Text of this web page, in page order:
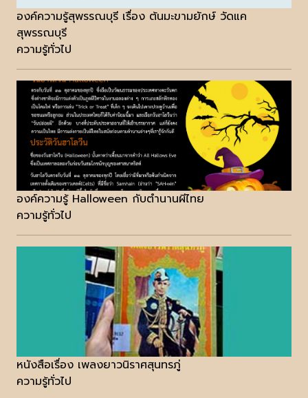
องค์ความรู้สุพรรณบุรี เรื่อง ต้นมะขามยักษ์ วัดแค
สุพรรณบุรี
ความรู้ทั่วไป
องค์ความรู้ Halloween กับตำนานผีไทย
ความรู้ทั่วไป
หนังสือเรื่อง เพลงยาวนิราศสุนทรภู่
ความรู้ทั่วไป